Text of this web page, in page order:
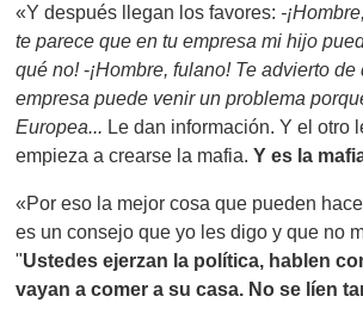
«Y después llegan los favores: -
te parece que en tu empresa mi hijo
qué no!-¡Hombre, fulano! Te advierto de
empresa puede venir un problema
Europea... Le dan información. Y el otro
empieza a crearse la mafia.Y es la
«Por eso la mejor cosa que pueden
es un consejo que yo les digo y que no
"Ustedes ejerzan la política, hablen
vayan a comer a su casa. No se líen